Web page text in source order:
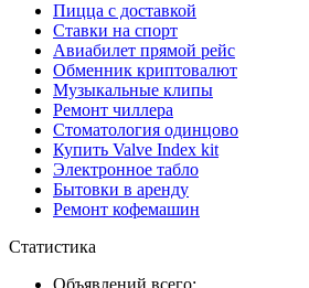
Пицца с доставкой
Ставки на спорт
Авиабилет прямой рейс
Обменник криптовалют
Музыкальные клипы
Ремонт чиллера
Стоматология одинцово
Купить Valve Index kit
Электронное табло
Бытовки в аренду
Ремонт кофемашин
Статистика
Объявлений всего: